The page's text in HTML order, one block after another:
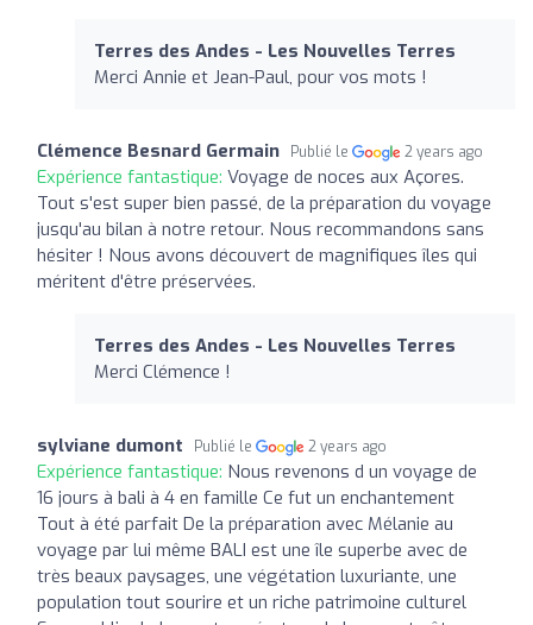
Terres des Andes - Les Nouvelles Terres
Merci Annie et Jean-Paul, pour vos mots !
Clémence Besnard Germain Publié le 2 years ago
Expérience fantastique: Voyage de noces aux Açores.
Tout s'est super bien passé, de la préparation du voyage
jusqu'au bilan à notre retour. Nous recommandons sans
hésiter ! Nous avons découvert de magnifiques îles qui
méritent d'être préservées.
Terres des Andes - Les Nouvelles Terres
Merci Clémence !
sylviane dumont Publié le 2 years ago
Expérience fantastique: Nous revenons d un voyage de
16 jours à bali à 4 en famille Ce fut un enchantement
Tout à été parfait De la préparation avec Mélanie au
voyage par lui même BALI est une île superbe avec de
très beaux paysages, une végétation luxuriante, une
population tout sourire et un riche patrimoine culturel